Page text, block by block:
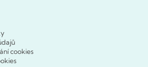
cookies